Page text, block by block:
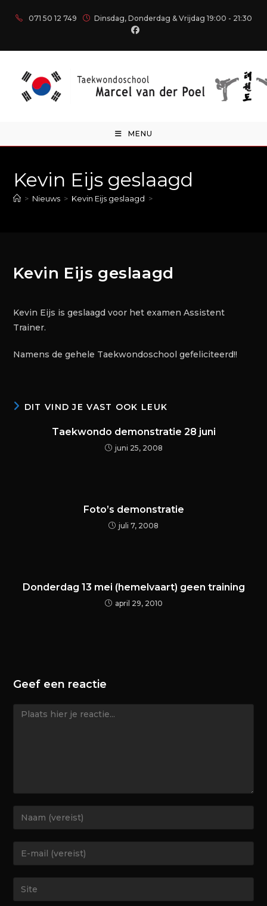
071 50 12 749 Dinsdag, Donderdag & Vrijdag 19:00 - 21:30
MENU
Kevin Eijs geslaagd
> Nieuws > Kevin Eijs geslaagd >
Kevin Eijs geslaagd
Kevin Eijs is geslaagd voor het examen Assistent
Trainer.
Namens de gehele Taekwondoschool gefeliciteerd!!
DIT VIND JE VAST OOK LEUK
Taekwondo demonstratie 28 juni
juni 25, 2008
Foto’s demonstratie
juli 7, 2008
Donderdag 13 mei (hemelvaart) geen training
april 29, 2010
Geef een reactie